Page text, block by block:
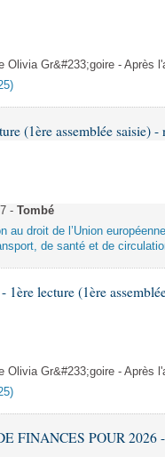
Gr&#233;goire - Après
(1ère assemblée saisie) -
- Tombé
au droit de l’Union
de santé et de
lecture (1ère
Gr&#233;goire - Après
FINANCES POUR 2026